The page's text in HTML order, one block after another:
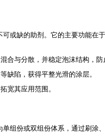
或缺的助剂。它的主要功能在于
合与分散，并稳定泡沫结构，防
缺陷，获得平整光滑的涂层。
宽其应用范围。
组份或双组份体系，通过刷涂